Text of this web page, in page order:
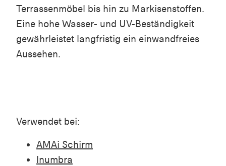
Terrassenmöbel bis hin zu Markisenstoffen.
Eine hohe Wasser- und UV-Beständigkeit
gewährleistet langfristig ein einwandfreies
Aussehen.
Verwendet bei:
AMAi Schirm
Inumbra